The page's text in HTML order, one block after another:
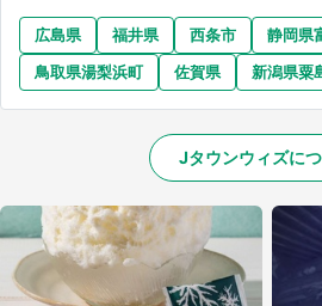
選択する
広島県 福井県 西条市 静岡県
鳥取県湯梨浜町
佐賀県 新潟県粟
Jタウンウィズに